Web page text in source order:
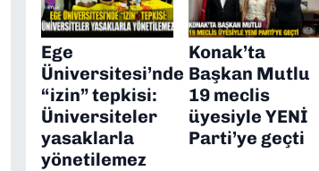
Ege
Üniversitesi’nde
“izin” tepkisi:
Üniversiteler
yasaklarla
yönetilemez
Konak’ta
Başkan Mutlu
19 meclis
üyesiyle YENİ
Parti’ye geçti